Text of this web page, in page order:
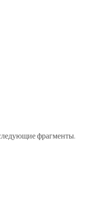
фрагменты.